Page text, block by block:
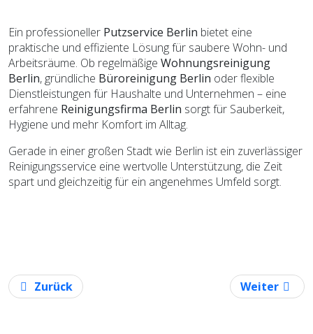
Ein professioneller Putzservice Berlin bietet eine
praktische und effiziente Lösung für saubere Wohn- und
Arbeitsräume. Ob regelmäßige Wohnungsreinigung
Berlin, gründliche Büroreinigung Berlin oder flexible
Dienstleistungen für Haushalte und Unternehmen – eine
erfahrene Reinigungsfirma Berlin sorgt für Sauberkeit,
Hygiene und mehr Komfort im Alltag.
Gerade in einer großen Stadt wie Berlin ist ein zuverlässiger
Reinigungsservice eine wertvolle Unterstützung, die Zeit
spart und gleichzeitig für ein angenehmes Umfeld sorgt.
Vorheriger Beitrag: Plane deine Hochzeit - ganz
Zurück Nächster
Weiter